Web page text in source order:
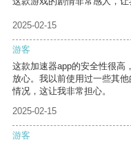
2025-02-15
游客
这款加速器app的安全性很高
放心。我以前使用过一些其
情况，这让我非常担心。
2025-02-15
游客